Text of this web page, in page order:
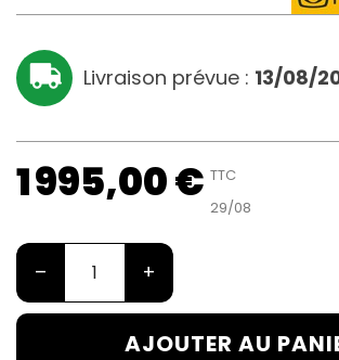
Livraison prévue : 13/08/
1 995,00 € TTC
29/08
– +
AJOUTER AU